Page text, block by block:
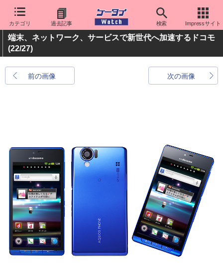
カテゴリ 過去記事 検索 Impressサイト
端末、ネットワーク、サービスで新世代へ加速するドコモ
(22/27)
前の画像 次の画像